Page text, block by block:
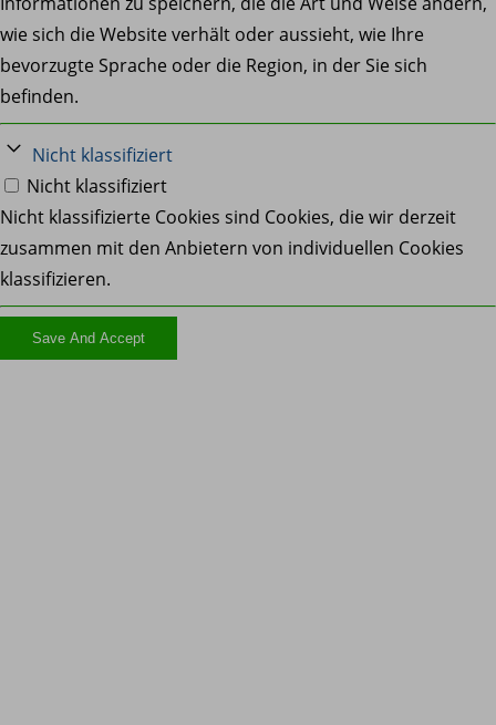
wie sich die Website verhält oder aussieht, wie Ihre
bevorzugte Sprache oder die Region, in der Sie sich
befinden.
Nicht klassifiziert
Nicht klassifiziert
Nicht klassifizierte Cookies sind Cookies, die wir derzeit
zusammen mit den Anbietern von individuellen Cookies
klassifizieren.
Save And Accept